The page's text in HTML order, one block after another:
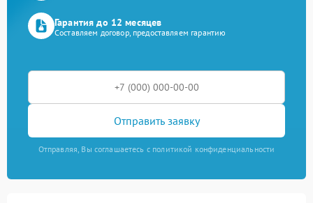
Гарантия до 12 месяцев
Составляем договор, предоставляем гарантию
Отправить заявку
Отправляя, Вы соглашаетесь с политикой конфиденциальности